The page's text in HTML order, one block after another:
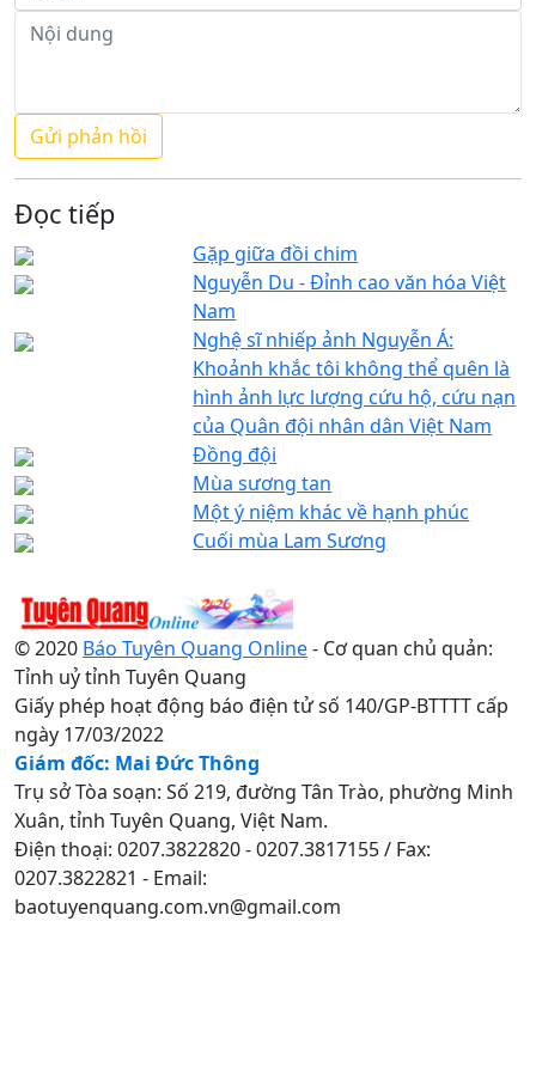
Đọc tiếp
Gặp giữa đồi chim
Nguyễn Du - Đỉnh cao văn hóa Việt
Nam
Nghệ sĩ nhiếp ảnh Nguyễn Á:
Khoảnh khắc tôi không thể quên là
hình ảnh lực lượng cứu hộ, cứu nạn
của Quân đội nhân dân Việt Nam
Đồng đội
Mùa sương tan
Một ý niệm khác về hạnh phúc
Cuối mùa Lam Sương
© 2020 Báo Tuyên Quang Online- Cơ quan chủ quản:
Tỉnh uỷ tỉnh Tuyên Quang
Giấy phép hoạt động báo điện tử số 140/GP-BTTTT cấp
ngày 17/03/2022
Giám đốc: Mai Đức Thông
Trụ sở Tòa soạn: Số 219, đường Tân Trào, phường Minh
Xuân, tỉnh Tuyên Quang, Việt Nam.
Điện thoại: 0207.3822820 - 0207.3817155 / Fax:
0207.3822821 - Email:
baotuyenquang.com.vn@gmail.com